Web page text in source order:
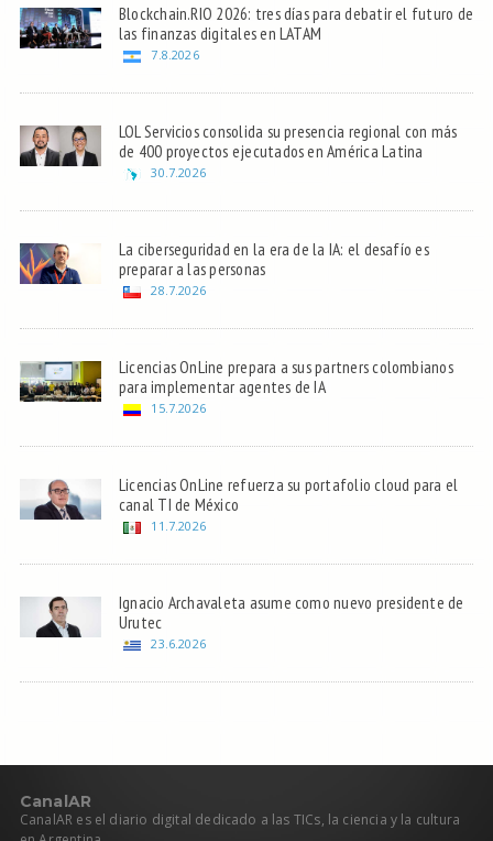
Blockchain.RIO 2026: tres días para debatir el futuro de
las finanzas digitales en LATAM
7.8.2026
LOL Servicios consolida su presencia regional con más
de 400 proyectos ejecutados en América Latina
30.7.2026
La ciberseguridad en la era de la IA: el desafío es
preparar a las personas
28.7.2026
Licencias OnLine prepara a sus partners colombianos
para implementar agentes de IA
15.7.2026
Licencias OnLine refuerza su portafolio cloud para el
canal TI de México
11.7.2026
Ignacio Archavaleta asume como nuevo presidente de
Urutec
23.6.2026
CanalAR
CanalAR es el diario digital dedicado a las TICs, la ciencia y la cultura